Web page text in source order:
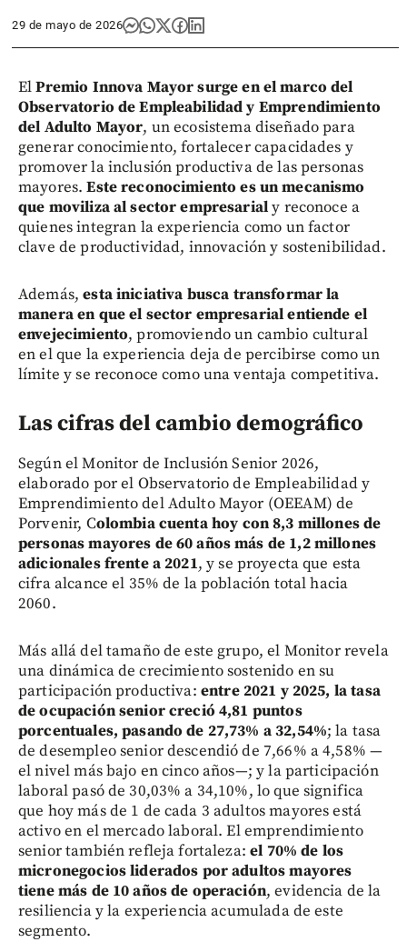
29 de mayo de 2026
ElPremio Innova Mayor surge en el marco del
Observatorio de Empleabilidad y Emprendimiento
del Adulto Mayor, un ecosistema diseñado para
generar conocimiento, fortalecer capacidades y
promover la inclusión productiva de las personas
mayores.Este reconocimiento es un mecanismo
que moviliza al sector empresarialy reconoce a
quienes integran la experiencia como un factor
clave de productividad, innovación y sostenibilidad.
Además,esta iniciativa busca transformar la
manera en que el sector empresarial entiende el
envejecimiento, promoviendo un cambio cultural
en el que la experiencia deja de percibirse como un
límite y se reconoce como una ventaja competitiva.
Las cifras del cambio demográfico
Según el Monitor de Inclusión Senior 2026,
elaborado por el Observatorio de Empleabilidad y
Emprendimiento del Adulto Mayor (OEEAM) de
Porvenir, Colombia cuenta hoy con 8,3 millones de
personas mayores de 60 años más de 1,2 millones
adicionales frente a 2021, y se proyecta que esta
cifra alcance el 35% de la población total hacia
2060.
Más allá del tamaño de este grupo, el Monitor revela
una dinámica de crecimiento sostenido en su
participación productiva: entre 2021 y 2025, la tasa
de ocupación senior creció 4,81 puntos
porcentuales, pasando de 27,73% a 32,54%; la tasa
de desempleo senior descendió de 7,66% a 4,58% —
el nivel más bajo en cinco años—; y la participación
laboral pasó de 30,03% a 34,10%, lo que significa
que hoy más de 1 de cada 3 adultos mayores está
activo en el mercado laboral. El emprendimiento
senior también refleja fortaleza:el 70% de los
micronegocios liderados por adultos mayores
tiene más de 10 años de operación, evidencia de la
resiliencia y la experiencia acumulada de este
segmento.